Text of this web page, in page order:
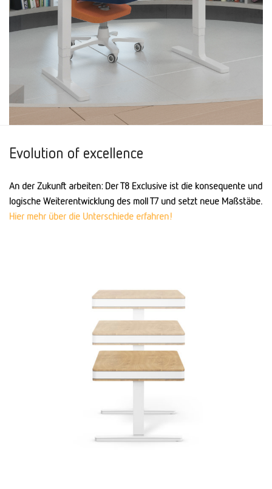
Evolution of excellence
An der Zukunft arbeiten: Der T8 Exclusive ist die konsequente und
logische Weiterentwicklung des moll T7 und setzt neue Maßstäbe.
Hier mehr über die Unterschiede erfahren!